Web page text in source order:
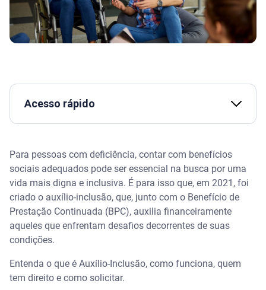
Acesso rápido
Como funciona o benefício
Quem tem direito ao Auxílio-Inclusão
Assista | Como se inscrever no Cadastro Único
Pela plataforma Meu INSS (site ou app)
Para pessoas com deficiência, contar com benefícios
sociais adequados pode ser essencial na busca por uma
vida mais digna e inclusiva. É para isso que, em 2021, foi
criado o auxílio-inclusão, que, junto com o Benefício de
Prestação Continuada (BPC), auxilia financeiramente
aqueles que enfrentam desafios decorrentes de suas
condições.
Entenda o que é Auxílio-Inclusão, como funciona, quem
tem direito e como solicitar.